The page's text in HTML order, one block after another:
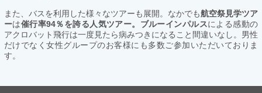
また、バスを利用した様々なツアーも展開。なかでも航空祭見学ツア
ーは催行率94％を誇る人気ツアー。ブルーインパルスによる感動の
アクロバット飛行は一度見たら病みつきになること間違いなし。男性
だけでなく女性グループのお客様にも多数ご参加いただいておりま
す。